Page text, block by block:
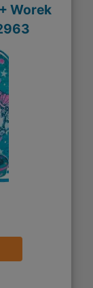
Worek